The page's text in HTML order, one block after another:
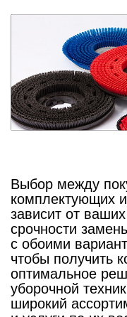
Выбор между
комплектующих
зависит от
срочности
с обоими
чтобы получить
оптимальное
уборочной
широкий